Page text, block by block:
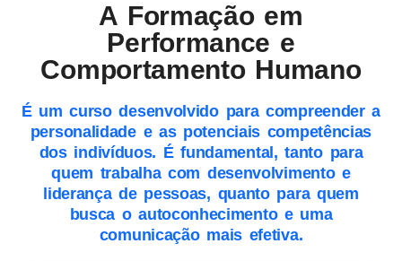
A Formação em
Performance e
Comportamento Humano
É um curso desenvolvido para compreender a
personalidade e as potenciais competências
dos indivíduos. É fundamental, tanto para
quem trabalha com desenvolvimento e
liderança de pessoas, quanto para quem
busca o autoconhecimento e uma
comunicação mais efetiva.